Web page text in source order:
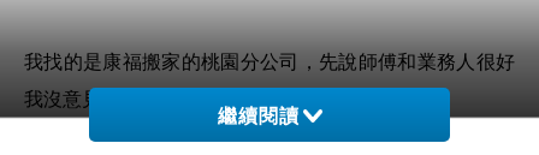
我找的是康福搬家的桃園分公司，先說師傅和業務人很好
我沒意見，但
繼續閱讀